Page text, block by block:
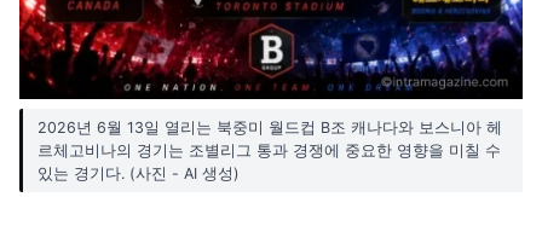
2026년 6월 13일 열리는 북중미 월드컵 B조 캐나다와 보스니아 헤
르체고비나의 경기는 조별리그 통과 경쟁에 중요한 영향을 미칠 수
있는 경기다. (사진 - AI 생성)